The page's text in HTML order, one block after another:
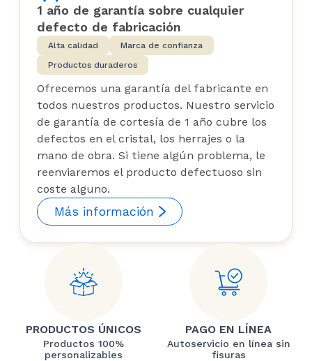
1 año de garantía sobre cualquier
defecto de fabricación
Alta calidad
Marca de confianza
Productos duraderos
Ofrecemos una garantía del fabricante en
todos nuestros productos. Nuestro servicio
de garantía de cortesía de 1 año cubre los
defectos en el cristal, los herrajes o la
mano de obra. Si tiene algún problema, le
reenviaremos el producto defectuoso sin
coste alguno.
Más información
PRODUCTOS ÚNICOS
Productos 100%
personalizables
PAGO EN LÍNEA
Autoservicio en línea sin
fisuras